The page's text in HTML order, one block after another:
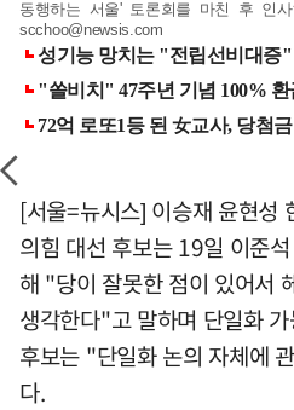
동행하는 서울' 토론회를 마친 후 인사
scchoo@newsis.com
[서울=뉴시스] 이승재 윤현성
의힘 대선 후보는 19일 이준
해 "당이 잘못한 점이 있어서
생각한다"고 말하며 단일화
후보는 "단일화 논의 자체에
다.